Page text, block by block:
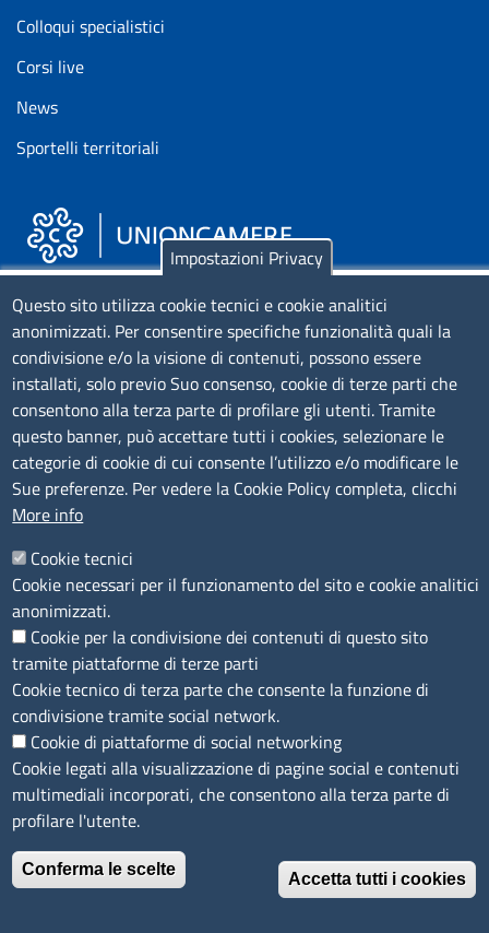
Colloqui specialistici
Corsi live
News
Sportelli territoriali
Piazza Sallustio, 21 - 00187 Roma
EMAIL: info.sni@unioncamere.it
C.F.: 01484460587
P.Iva: 01000211001
SERVIZIO REALIZZATO DA
SEGUICI SU
MENÙ PRIVACY
Note legali Privacy e cookie policy Accesso riservato
© 2023 SNI Servizio Nuove Imprese
Impostazioni Privacy
Questo sito utilizza cookie tecnici e cookie analitici
anonimizzati. Per consentire specifiche funzionalità quali la
condivisione e/o la visione di contenuti, possono essere
installati, solo previo Suo consenso, cookie di terze parti che
consentono alla terza parte di profilare gli utenti. Tramite
questo banner, può accettare tutti i cookies, selezionare le
categorie di cookie di cui consente l’utilizzo e/o modificare le
Sue preferenze. Per vedere la Cookie Policy completa, clicchi
More info
Cookie tecnici
Cookie necessari per il funzionamento del sito e cookie analitici
anonimizzati.
Cookie per la condivisione dei contenuti di questo sito
tramite piattaforme di terze parti
Cookie tecnico di terza parte che consente la funzione di
condivisione tramite social network.
Cookie di piattaforme di social networking
Cookie legati alla visualizzazione di pagine social e contenuti
multimediali incorporati, che consentono alla terza parte di
profilare l'utente.
Conferma le scelte
Accetta tutti i cookies